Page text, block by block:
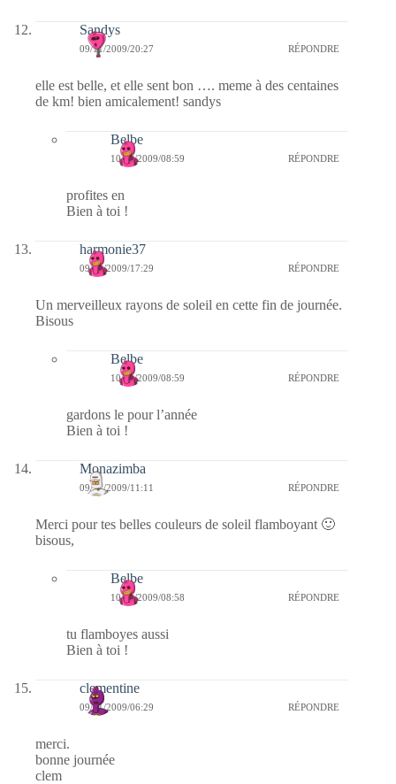
Sandys
09/11/2009/20:27 RÉPONDRE
elle est belle, et elle sent bon …. meme à des centaines
de km! bien amicalement! sandys
Belbe
10/11/2009/08:59 RÉPONDRE
profites en
Bien à toi !
harmonie37
09/11/2009/17:29 RÉPONDRE
Un merveilleux rayons de soleil en cette fin de journée.
Bisous
Belbe
10/11/2009/08:59 RÉPONDRE
gardons le pour l’année
Bien à toi !
Monazimba
09/11/2009/11:11 RÉPONDRE
Merci pour tes belles couleurs de soleil flamboyant 🙂
bisous,
Belbe
10/11/2009/08:58 RÉPONDRE
tu flamboyes aussi
Bien à toi !
clementine
09/11/2009/06:29 RÉPONDRE
merci.
bonne journée
clem